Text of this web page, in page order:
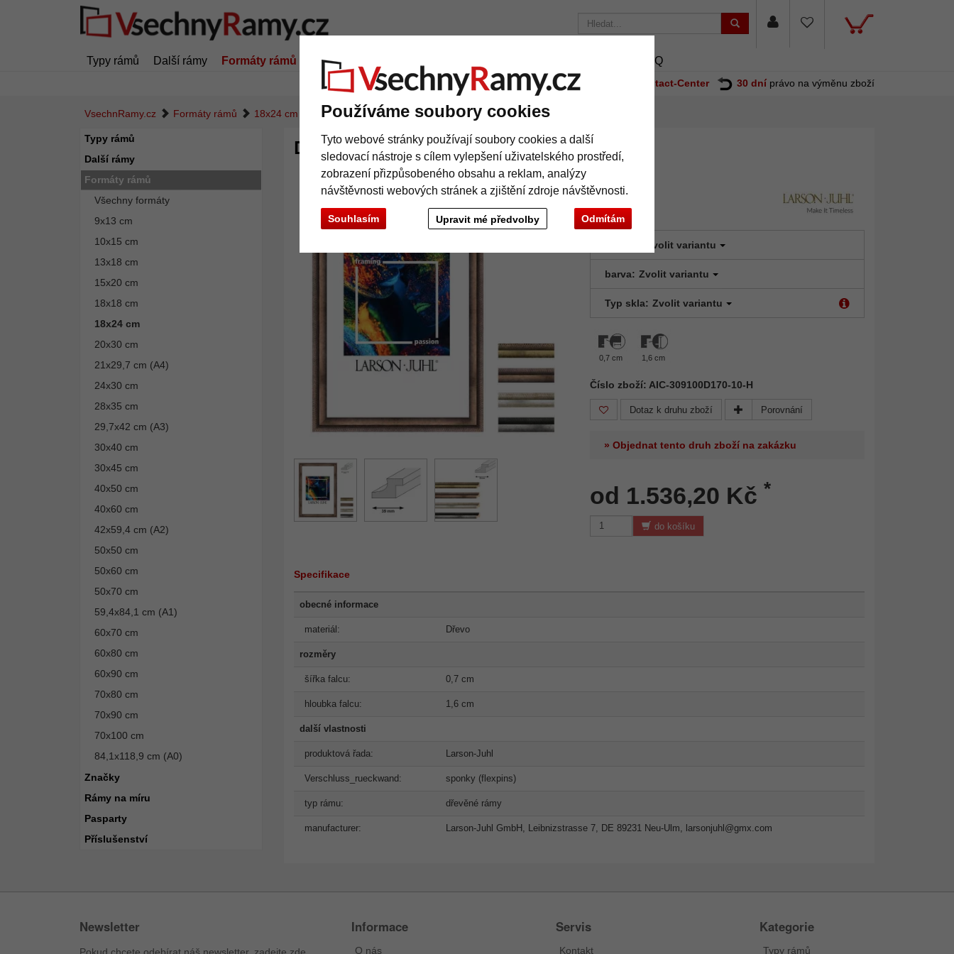
Používáme soubory cookies
Tyto webové stránky používají soubory cookies a další
sledovací nástroje s cílem vylepšení uživatelského prostředí,
zobrazení přizpůsobeného obsahu a reklam, analýzy
návštěvnosti webových stránek a zjištění zdroje návštěvnosti.
Souhlasím Odmítám
Upravit mé předvolby
Typy rámů Další rámy Formáty rámů Značky FAQ
Přepravní náklady 390 Kč +49 30 235 949 085 Contact-Center 30 dní právo na výměnu zboží
VsechnRamy.cz Formáty rámů 18x24 cm Dřevěný rám Eiffel 39
Typy rámů
Další rámy
Formáty rámů
Všechny formáty
9x13 cm
10x15 cm
13x18 cm
15x20 cm
18x18 cm
18x24 cm
20x30 cm
21x29,7 cm (A4)
24x30 cm
28x35 cm
29,7x42 cm (A3)
30x40 cm
30x45 cm
40x50 cm
40x60 cm
42x59,4 cm (A2)
50x50 cm
50x60 cm
50x70 cm
59,4x84,1 cm (A1)
60x70 cm
60x80 cm
60x90 cm
70x80 cm
70x90 cm
70x100 cm
84,1x118,9 cm (A0)
Značky
Rámy na míru
Pasparty
Příslušenství
Dřevěný rám Eiffel 39
Zvolit variantu
barva: Zvolit variantu
Typ skla: Zvolit variantu
0,7 cm 1,6 cm
Číslo zboží: AIC-309100D170-10-H
Dotaz k druhu zboží Porovnání
» Objednat tento druh zboží na zakázku
od 1.536,20 Kč *
do košíku
Specifikace
obecné informace
materiál: Dřevo
rozměry
šířka falcu: 0,7 cm
hloubka falcu: 1,6 cm
další vlastnosti
produktová řada: Larson-Juhl
Verschluss_rueckwand: sponky (flexpins)
typ rámu: dřevěné rámy
manufacturer: Larson-Juhl GmbH, Leibnizstrasse 7, DE 89231 Neu-Ulm, larsonjuhl@gmx.com
Newsletter
Pokud chcete odebírat náš newsletter, zadejte zde
Informace
O nás
Servis
Kontakt
Kategorie
Typy rámů